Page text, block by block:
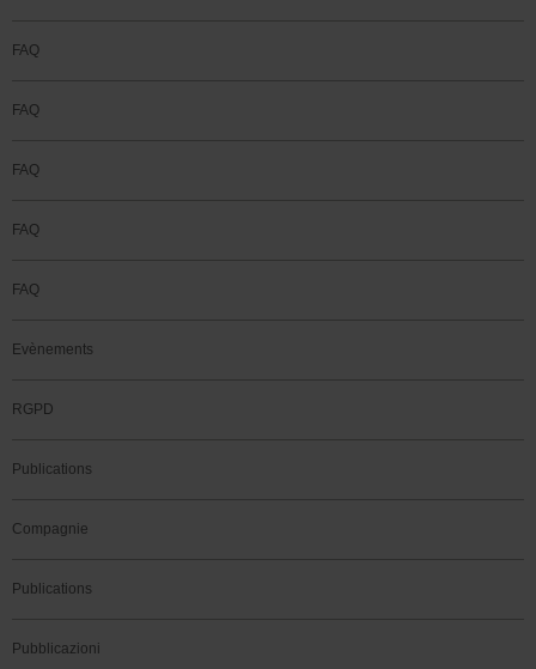
FAQ
FAQ
FAQ
FAQ
FAQ
Evènements
RGPD
Publications
Compagnie
Publications
Pubblicazioni